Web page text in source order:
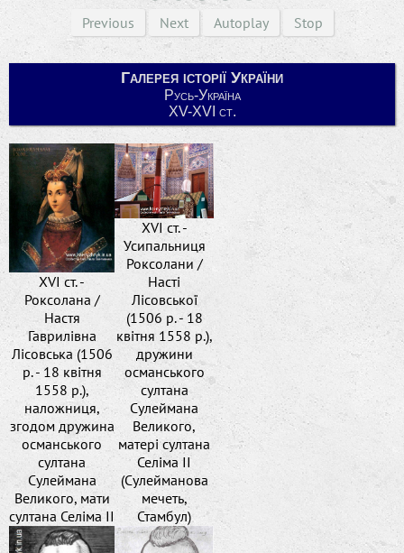
Previous Next Autoplay Stop
Галерея історії України
Русь-Україна
XV-XVI ст.
XVI ст. -
Роксолана /
Настя
Гаврилівна
Лісовська (1506
р. - 18 квітня
1558 р.),
наложниця,
згодом дружина
османського
султана
Сулеймана
Великого, мати
султана Селіма ІІ
XVI ст. -
Усипальниця
Роксолани /
Насті
Лісовської
(1506 р. - 18
квітня 1558 р.),
дружини
османського
султана
Сулеймана
Великого,
матері султана
Селіма ІІ
(Сулейманова
мечеть,
Стамбул)